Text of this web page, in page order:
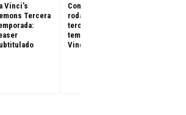
Vinci’s
Tercera
Comenzó el
rodaje de la
tercera
temporada de Da
Vinci’s Demons